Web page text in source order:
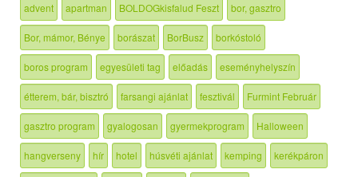
advent apartman BOLDOGkisfalud Feszt bor, gasztro
Bor, mámor, Bénye borászat BorBusz borkóstoló
boros program egyesületi tag előadás eseményhelyszín
étterem, bár, bisztró farsangi ajánlat fesztivál Furmint Február
gasztro program gyalogosan gyermekprogram Halloween
hangverseny hír hotel húsvéti ajánlat kemping kerékpáron